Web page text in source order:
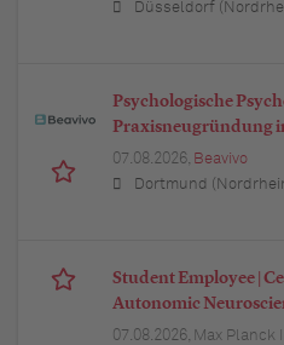
Düsseldorf
Psychologische
Praxisneugründung
07.08.2026, Beavivo
Dortmund
Student Employee |
Autonomic
07.08.2026, Max Planck